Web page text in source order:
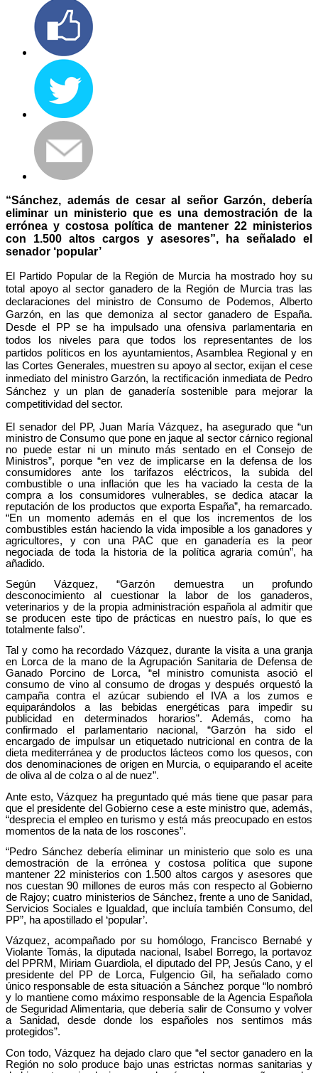
“Sánchez, además de cesar al señor Garzón, debería
eliminar un ministerio que es una demostración de la
errónea y costosa política de mantener 22 ministerios
con 1.500 altos cargos y asesores”, ha señalado el
senador ‘popular’
El Partido Popular de la Región de Murcia ha mostrado hoy su
total apoyo al sector ganadero de la Región de Murcia tras las
declaraciones del ministro de Consumo de Podemos, Alberto
Garzón, en las que demoniza al sector ganadero de España.
Desde el PP se ha impulsado una ofensiva parlamentaria en
todos los niveles para que todos los representantes de los
partidos políticos en los ayuntamientos, Asamblea Regional y en
las Cortes Generales, muestren su apoyo al sector, exijan el cese
inmediato del ministro Garzón, la rectificación inmediata de Pedro
Sánchez y un plan de ganadería sostenible para mejorar la
competitividad del sector.
El senador del PP, Juan María Vázquez, ha asegurado que “un
ministro de Consumo que pone en jaque al sector cárnico regional
no puede estar ni un minuto más sentado en el Consejo de
Ministros”, porque “en vez de implicarse en la defensa de los
consumidores ante los tarifazos eléctricos, la subida del
combustible o una inflación que les ha vaciado la cesta de la
compra a los consumidores vulnerables, se dedica atacar la
reputación de los productos que exporta España”, ha remarcado.
“En un momento además en el que los incrementos de los
combustibles están haciendo la vida imposible a los ganadores y
agricultores, y con una PAC que en ganadería es la peor
negociada de toda la historia de la política agraria común”, ha
añadido.
Según Vázquez, “Garzón demuestra un profundo
desconocimiento al cuestionar la labor de los ganaderos,
veterinarios y de la propia administración española al admitir que
se producen este tipo de prácticas en nuestro país, lo que es
totalmente falso”.
Tal y como ha recordado Vázquez, durante la visita a una granja
en Lorca de la mano de la Agrupación Sanitaria de Defensa de
Ganado Porcino de Lorca, “el ministro comunista asoció el
consumo de vino al consumo de drogas y después orquestó la
campaña contra el azúcar subiendo el IVA a los zumos e
equiparándolos a las bebidas energéticas para impedir su
publicidad en determinados horarios”. Además, como ha
confirmado el parlamentario nacional, “Garzón ha sido el
encargado de impulsar un etiquetado nutricional en contra de la
dieta mediterránea y de productos lácteos como los quesos, con
dos denominaciones de origen en Murcia, o equiparando el aceite
de oliva al de colza o al de nuez”.
Ante esto, Vázquez ha preguntado qué más tiene que pasar para
que el presidente del Gobierno cese a este ministro que, además,
“desprecia el empleo en turismo y está más preocupado en estos
momentos de la nata de los roscones”.
“Pedro Sánchez debería eliminar un ministerio que solo es una
demostración de la errónea y costosa política que supone
mantener 22 ministerios con 1.500 altos cargos y asesores que
nos cuestan 90 millones de euros más con respecto al Gobierno
de Rajoy; cuatro ministerios de Sánchez, frente a uno de Sanidad,
Servicios Sociales e Igualdad, que incluía también Consumo, del
PP”, ha apostillado el ‘popular’.
Vázquez, acompañado por su homólogo, Francisco Bernabé y
Violante Tomás, la diputada nacional, Isabel Borrego, la portavoz
del PPRM, Miriam Guardiola, el diputado del PP, Jesús Cano, y el
presidente del PP de Lorca, Fulgencio Gil, ha señalado como
único responsable de esta situación a Sánchez porque “lo nombró
y lo mantiene como máximo responsable de la Agencia Española
de Seguridad Alimentaria, que debería salir de Consumo y volver
a Sanidad, desde donde los españoles nos sentimos más
protegidos”.
Con todo, Vázquez ha dejado claro que “el sector ganadero en la
Región no solo produce bajo unas estrictas normas sanitarias y